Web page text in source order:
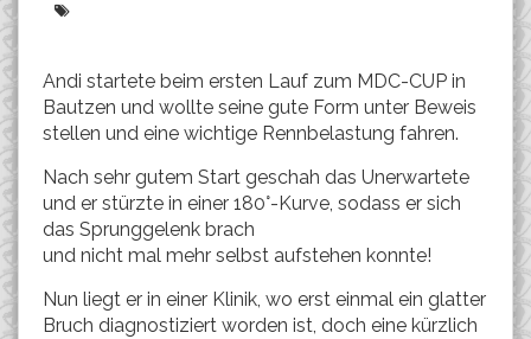
Andi startete beim ersten Lauf zum MDC-CUP in
Bautzen und wollte seine gute Form unter Beweis
stellen und eine wichtige Rennbelastung fahren.
Nach sehr gutem Start geschah das Unerwartete
und er stürzte in einer 180°-Kurve, sodass er sich
das Sprunggelenk brach
und nicht mal mehr selbst aufstehen konnte!
Nun liegt er in einer Klinik, wo erst einmal ein glatter
Bruch diagnostiziert worden ist, doch eine kürzlich